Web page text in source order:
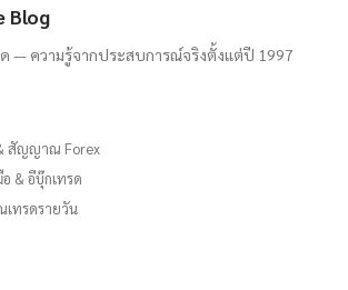
Blog
รด — ความรู้จากประสบการณ์จริงตั้งแต่ปี 1997
สัญญาณ Forex
& อีบุ๊กเทรด
ทรดรายวัน